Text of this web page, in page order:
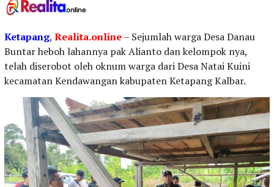
Ketapang, Realita.online– Sejumlah warga Desa Danau
Buntar heboh lahannya pak Alianto dan kelompok nya,
telah diserobot oleh oknum warga dari Desa Natai Kuini
kecamatan Kendawangan kabupaten Ketapang Kalbar.